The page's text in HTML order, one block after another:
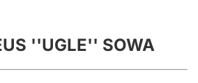
''UGLE'' SOWA